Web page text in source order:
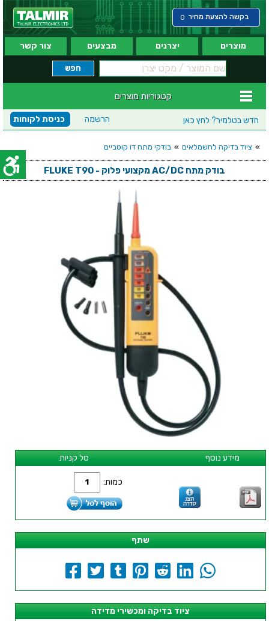
בקשה להצעת מחיר 0
מוצרים יצרנים מבצעים צור קשר
קטגוריות מוצרים
חדש בטלמיר? לחץ כאן כניסת לקוחות הרשמה
» ציוד בדיקה לחשמלאים » בודקי מתח דו קוטביים
בודק מתח AC/DC מקצועי פלוק - FLUKE T90
סל קניות מידע נוסף
כמות:
שתף
ציוד בדיקה ומכשירי מדידה